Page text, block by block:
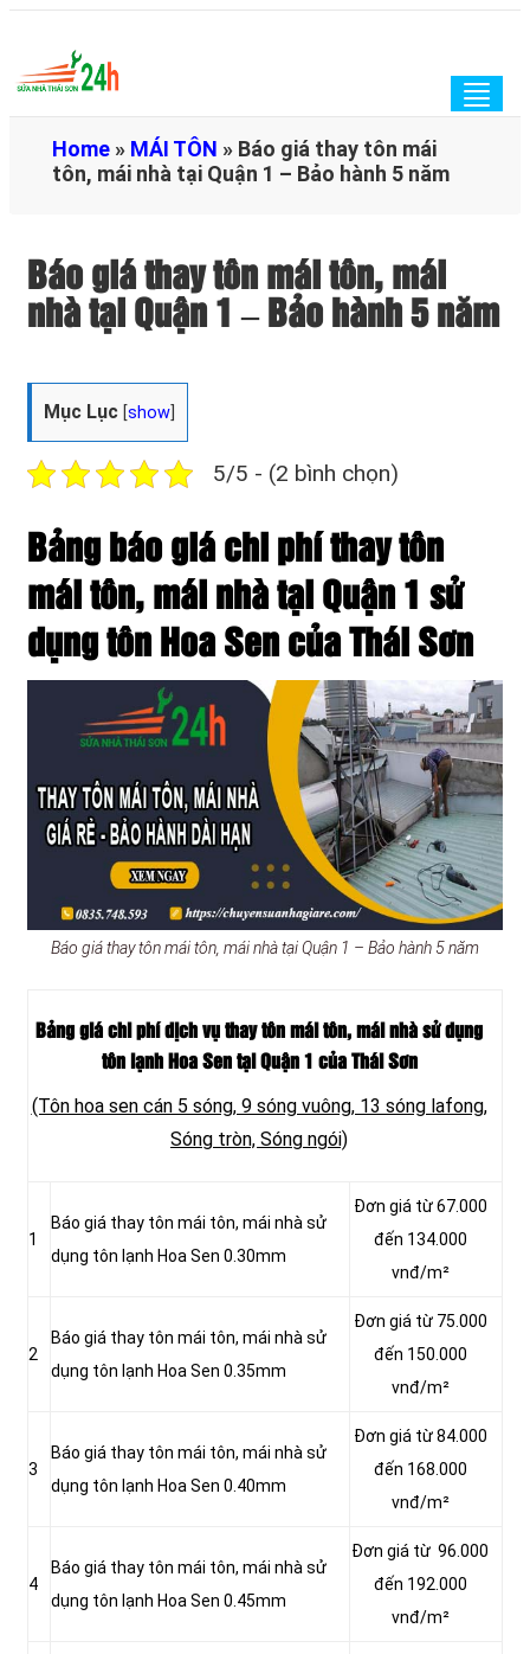
Home » MÁI TÔN » Báo giá thay tôn mái
tôn, mái nhà tại Quận 1 – Bảo hành 5 năm
Báo giá thay tôn mái tôn, mái
nhà tại Quận 1 – Bảo hành 5 năm
Mục Lục [show
5/5 - (2 bình chọn)
Bảng báo giá chi phí thay tôn
mái tôn, mái nhà tại Quận 1 sử
dụng tôn Hoa Sen của Thái Sơn
Báo giá thay tôn mái tôn, mái nhà tại Quận 1 – Bảo hành 5 năm
Bảng giá chi phí dịch vụ thay tôn mái tôn, mái nhà sử dụng
tôn lạnh Hoa Sen tại Quận 1 của Thái Sơn
(Tôn hoa sen cán 5 sóng, 9 sóng vuông, 13 sóng lafong,
Sóng tròn, Sóng ngói)
1
Báo giá thay tôn mái tôn, mái nhà sử
dụng tôn lạnh Hoa Sen 0.30mm
Đơn giá từ 67.000
đến 134.000
vnđ/m²
2
Báo giá thay tôn mái tôn, mái nhà sử
dụng tôn lạnh Hoa Sen 0.35mm
Đơn giá từ 75.000
đến 150.000
vnđ/m²
3
Báo giá thay tôn mái tôn, mái nhà sử
dụng tôn lạnh Hoa Sen 0.40mm
Đơn giá từ 84.000
đến 168.000
vnđ/m²
4
Báo giá thay tôn mái tôn, mái nhà sử
dụng tôn lạnh Hoa Sen 0.45mm
Đơn giá từ 96.000
đến 192.000
vnđ/m²